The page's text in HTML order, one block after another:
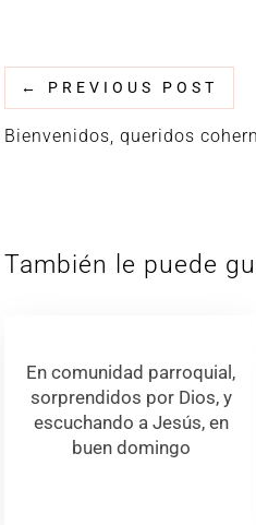
← PREVIOUS POST
Bienvenidos, queridos
También le puede
En comunidad parroquial,
sorprendidos por Dios, y
escuchando a Jesús, en
buen domingo